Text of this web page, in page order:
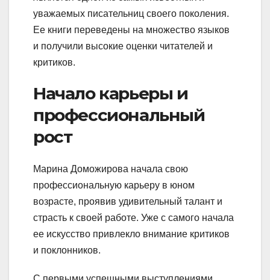
уважаемых писательниц своего поколения.
Ее книги переведены на множество языков
и получили высокие оценки читателей и
критиков.
Начало карьеры и
профессиональный
рост
Марина Доможирова начала свою
профессиональную карьеру в юном
возрасте, проявив удивительный талант и
страсть к своей работе. Уже с самого начала
ее искусство привлекло внимание критиков
и поклонников.